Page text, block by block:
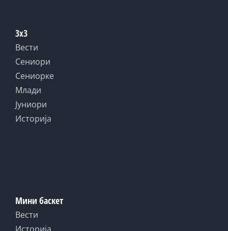
3x3
Вести
Сениори
Сениорке
Млади
Јуниори
Историја
Мини баскет
Вести